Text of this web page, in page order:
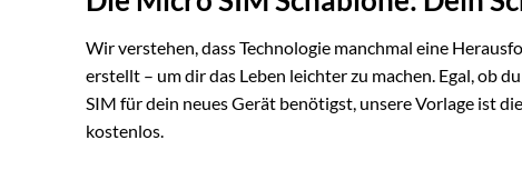
Wir verstehen, dass Technologie manchmal eine
erstellt – um dir das Leben leichter zu machen. Egal, ob
SIM für dein neues Gerät benötigst, unsere Vorlage ist
kostenlos.